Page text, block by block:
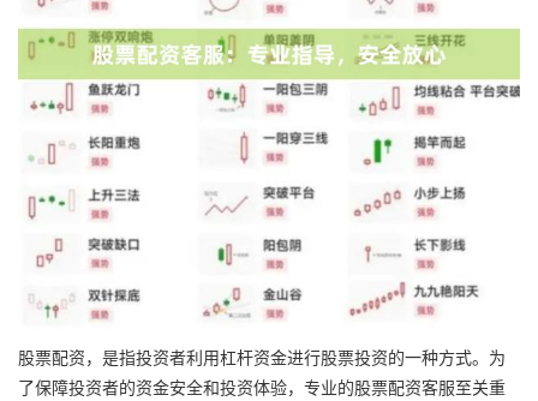
股票配资，是指投资者利用杠杆资金进行股票投资的一种方式。为
了保障投资者的资金安全和投资体验，专业的股票配资客服至关重